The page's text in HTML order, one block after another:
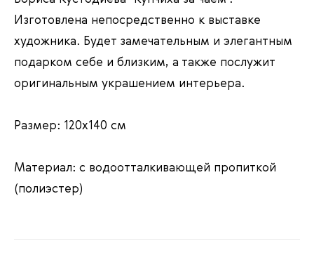
Изготовлена непосредственно к выставке
художника. Будет замечательным и элегантным
подарком себе и близким, а также послужит
оригинальным украшением интерьера.
Размер: 120х140 см
Материал: с водоотталкивающей пропиткой
(полиэстер)